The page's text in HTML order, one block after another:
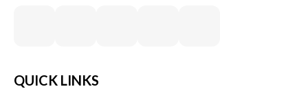
QUICK LINKS